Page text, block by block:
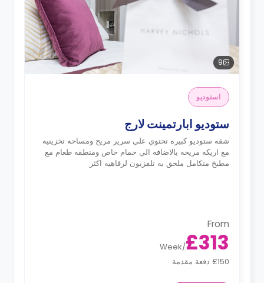
9
استوديو
ستوديو ابارتمينت لارج
شقه ستوديو كبيره تحتوي علي سرير مريح ومساحه تخزينيه
مع اريكه مريحه بالاضافه الي حمام خاص ومنطقه طعام مع
مطبخ متكامل ملحق به تلفزيون لرفاهيه اكثر
From
£313
/
Week
£150 دفعة مقدمة